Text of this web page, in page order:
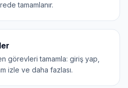
tamamlanır.
görevleri tamamla: giriş yap,
izle ve daha fazlası.